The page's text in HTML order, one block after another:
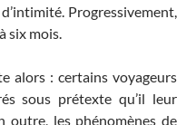
Progressivement,
six mois.
alors : certains voyageurs
sous prétexte qu’il leur
outre, les phénomènes de